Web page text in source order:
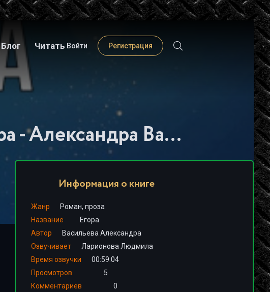
Блог Читать Войти Регистрация
Слушать книгу - "Егора - Александра Васильева"
Информация о книге
Жанр
Роман, проза
Название
Егора
Автор
Васильева Александра
Озвучивает
Ларионова Людмила
Время озвучки
00:59:04
Просмотров
5
Комментариев
0